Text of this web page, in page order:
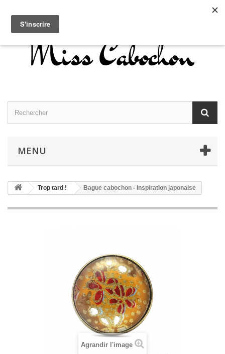
Connexion
MENU
Trop tard ! Bague cabochon - Inspiration japonaise
Agrandir l'image